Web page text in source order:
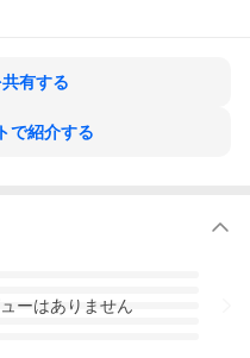
有する
で紹介する
ーはありません